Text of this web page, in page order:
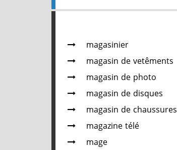
magasinier
magasin de vetêments
magasin de photo
magasin de disques
magasin de chaussures
magazine télé
mage